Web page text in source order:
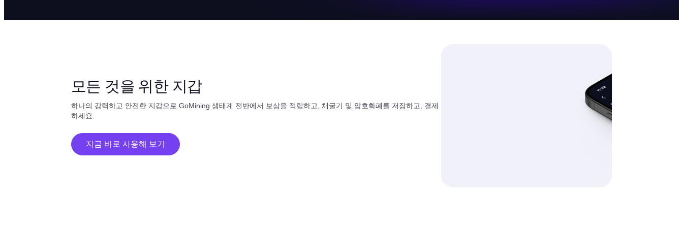
모든 것을 위한 지갑
하나의 강력하고 안전한 지갑으로 GoMining 생태계 전반에서 보상을 적립하고, 채굴기 및 암호화폐를 저장하고, 결제
하세요.
지금 바로 사용해 보기